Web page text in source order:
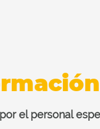
el personal